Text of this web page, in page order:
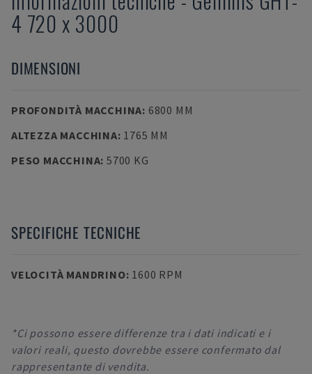
4 720 x 3000
DIMENSIONI
PROFONDITÀ MACCHINA: 6800 MM
ALTEZZA MACCHINA: 1765 MM
PESO MACCHINA: 5700 KG
SPECIFICHE TECNICHE
VELOCITÀ MANDRINO: 1600 RPM
*Ci possono essere differenze tra i dati indicati e i
valori reali, questo dovrebbe essere confermato dal
rappresentante di vendita.